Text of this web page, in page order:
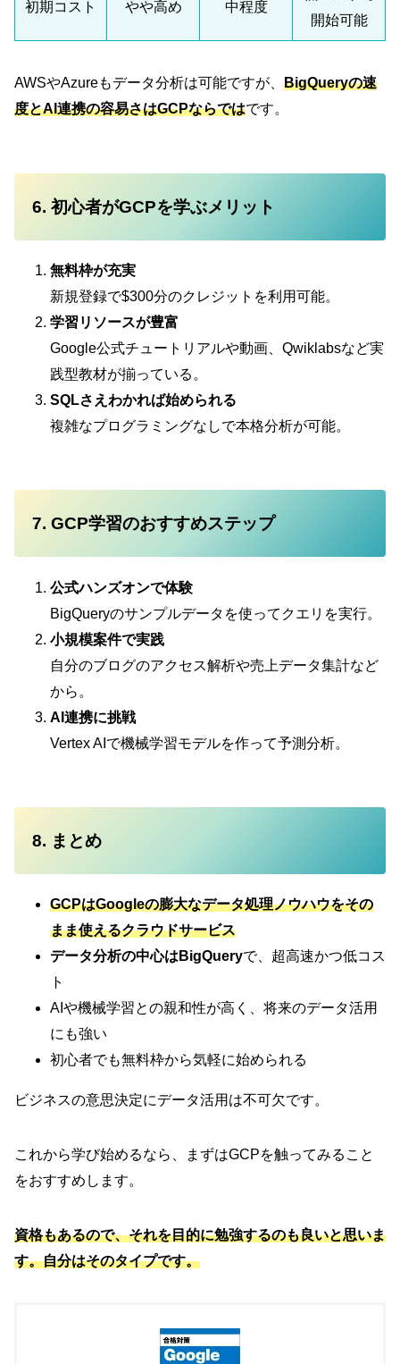
初期コスト やや高め 中程度
開始可能
AWSやAzureもデータ分析は可能ですが、 BigQueryの速
度とAI連携の容易さはGCPならではです。
6. 初心者がGCPを学ぶメリット
無料枠が充実
新規登録で$300分のクレジットを利用可能。
学習リソースが豊富
Google公式チュートリアルや動画、Qwiklabsなど実
践型教材が揃っている。
SQLさえわかれば始められる
複雑なプログラミングなしで本格分析が可能。
7. GCP学習のおすすめステップ
公式ハンズオンで体験
BigQueryのサンプルデータを使ってクエリを実行。
小規模案件で実践
自分のブログのアクセス解析や売上データ集計など
から。
AI連携に挑戦
Vertex AIで機械学習モデルを作って予測分析。
8. まとめ
GCPはGoogleの膨大なデータ処理ノウハウをその
まま使えるクラウドサービス
データ分析の中心はBigQueryで、超高速かつ低コス
ト
AIや機械学習との親和性が高く、将来のデータ活用
にも強い
初心者でも無料枠から気軽に始められる
ビジネスの意思決定にデータ活用は不可欠です。
これから学び始めるなら、まずはGCPを触ってみること
をおすすめします。
資格もあるので、それを目的に勉強するのも良いと思いま
す。自分はそのタイプです。